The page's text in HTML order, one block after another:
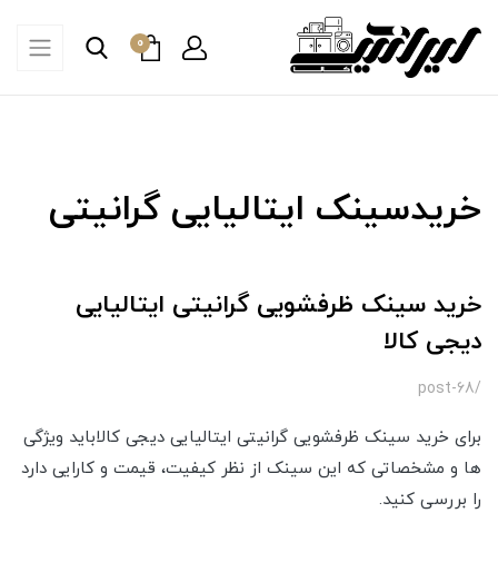
0
خریدسینک ایتالیایی گرانیتی
خرید سینک ظرفشویی گرانیتی ایتالیایی
دیجی کالا
/post-68
برای خرید سینک ظرفشویی گرانیتی ایتالیایی دیجی کالاباید ویژگی
ها و مشخصاتی که این سینک از نظر کیفیت، قیمت و کارایی دارد
را بررسی کنید.